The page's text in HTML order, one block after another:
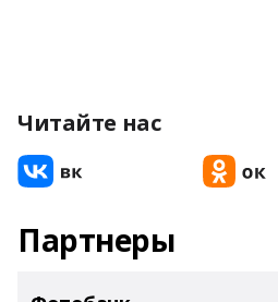
Читайте нас
Партнеры